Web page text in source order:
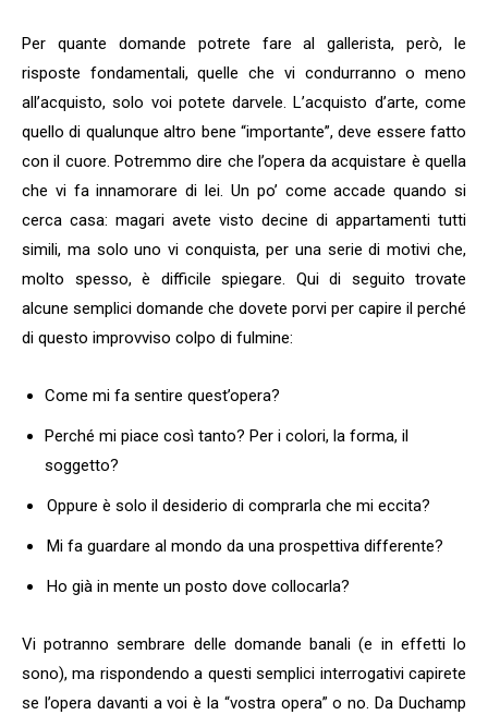
Per quante domande potrete fare al gallerista, però, le
risposte fondamentali, quelle che vi condurranno o meno
all’acquisto, solo voi potete darvele. L’acquisto d’arte, come
quello di qualunque altro bene “importante”, deve essere fatto
con il cuore. Potremmo dire che l’opera da acquistare è quella
che vi fa innamorare di lei. Un po’ come accade quando si
cerca casa: magari avete visto decine di appartamenti tutti
simili, ma solo uno vi conquista, per una serie di motivi che,
molto spesso, è difficile spiegare. Qui di seguito trovate
alcune semplici domande che dovete porvi per capire il perché
di questo improvviso colpo di fulmine:
Come mi fa sentire quest’opera?
Perché mi piace così tanto? Per i colori, la forma, il
soggetto?
Oppure è solo il desiderio di comprarla che mi eccita?
Mi fa guardare al mondo da una prospettiva differente?
Ho già in mente un posto dove collocarla?
Vi potranno sembrare delle domande banali (e in effetti lo
sono), ma rispondendo a questi semplici interrogativi capirete
se l’opera davanti a voi è la “vostra opera” o no. Da Duchamp